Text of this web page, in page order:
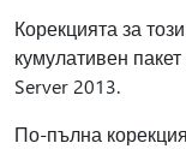
Корекцията за
кумулативен
Server 2013.
По-пълна